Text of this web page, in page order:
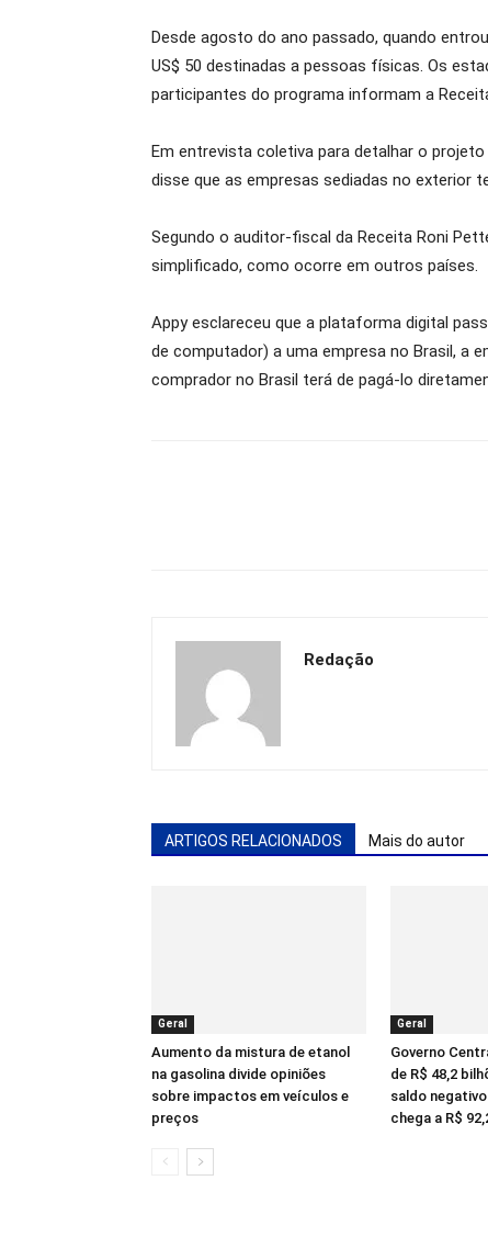
Desde agosto do ano passado, quando
US$ 50 destinadas a pessoas físicas. Os
participantes do programa informam a
Em entrevista coletiva para detalhar o
disse que as empresas sediadas no exterior
Segundo o auditor-fiscal da Receita Roni
simplificado, como ocorre em outros países.
Appy esclareceu que a plataforma digital
de computador) a uma empresa no Brasil, a
comprador no Brasil terá de pagá-lo
Redação
ARTIGOS RELACIONADOS Mais do autor
Geral
Aumento da mistura de etanol
na gasolina divide opiniões
sobre impactos em veículos e
preços
Geral
Governo
de R$ 48,2
saldo
chega a R$